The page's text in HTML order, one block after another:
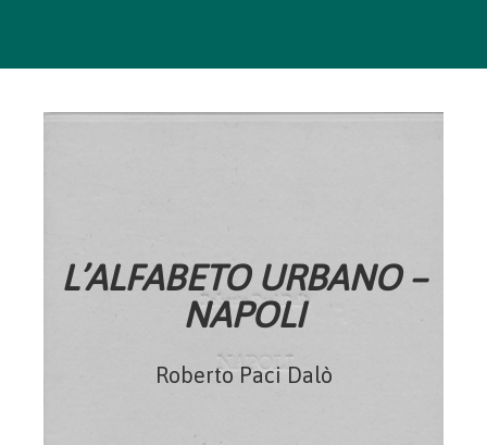
L’ALFABETO URBANO –
NAPOLI
Roberto Paci Dalò